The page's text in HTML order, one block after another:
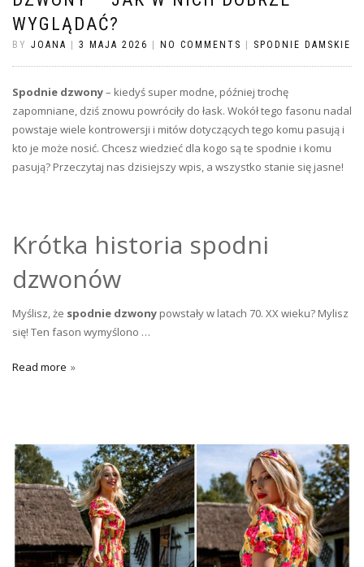
WYGLĄDAĆ?
BY JOANA | 3 MAJA 2026 | NO COMMENTS | SPODNIE DAMSKIE
Spodnie dzwony– kiedyś super modne, później trochę
zapomniane, dziś znowu powróciły do łask. Wokół tego fasonu nadal
powstaje wiele kontrowersji i mitów dotyczących tego komu pasują i
kto je może nosić. Chcesz wiedzieć dla kogo są te spodnie i komu
pasują? Przeczytaj nas dzisiejszy wpis, a wszystko stanie się jasne!
Krótka historia spodni
dzwonów
Myślisz, że spodnie dzwony powstały w latach 70. XX wieku? Mylisz
się! Ten fason wymyślono …
Read more